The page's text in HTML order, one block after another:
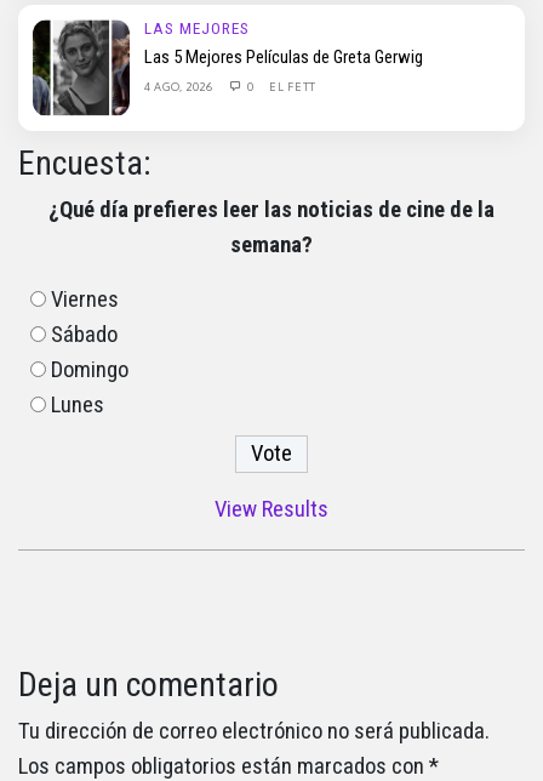
LAS MEJORES
Las 5 Mejores Películas de Greta Gerwig
4 AGO, 2026 0 EL FETT
Encuesta:
¿Qué día prefieres leer las noticias de cine de la
semana?
Viernes
Sábado
Domingo
Lunes
View Results
Deja un comentario
Tu dirección de correo electrónico no será publicada.
Los campos obligatorios están marcados con *